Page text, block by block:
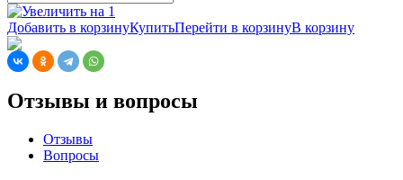
Добавить в корзинуКупитьПерейти в корзинуВ корзину
Отзывы и вопросы
Отзывы
Вопросы